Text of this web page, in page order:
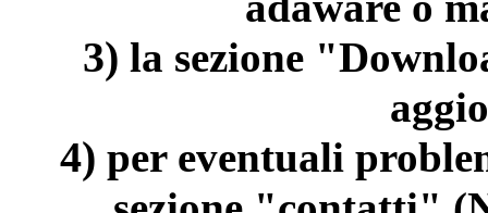
3) la sezione
4) per eventuali